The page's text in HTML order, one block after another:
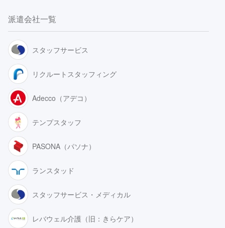
派遣会社一覧
スタッフサービス
リクルートスタッフィング
Adecco（アデコ）
テンプスタッフ
PASONA（パソナ）
ランスタッド
スタッフサービス・メディカル
レバウェル介護（旧：きらケア）